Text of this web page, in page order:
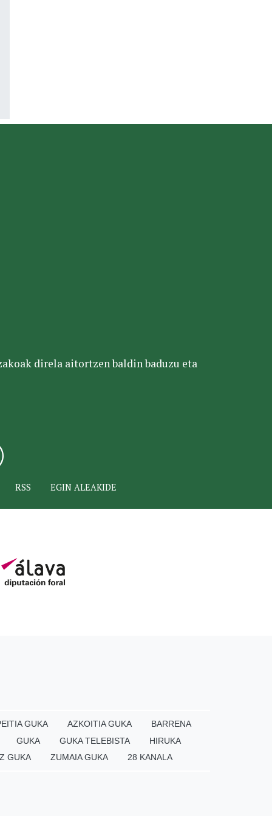
direla aitortzen baldin baduzu eta
RSS EGIN ALEAKIDE
GUKA AZKOITIA GUKA
BARRENA
GUKA GUKA TELEBISTA
HIRUKA
GUKA ZUMAIA GUKA 28 KANALA